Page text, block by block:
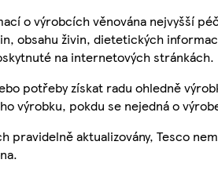
o výrobcích věnována nejvyšší
obsahu živin, dietetických
na internetových stránkách.
potřeby získat radu ohledně
výrobku, pokdu se nejedná o
pravidelně aktualizovány, Tesco